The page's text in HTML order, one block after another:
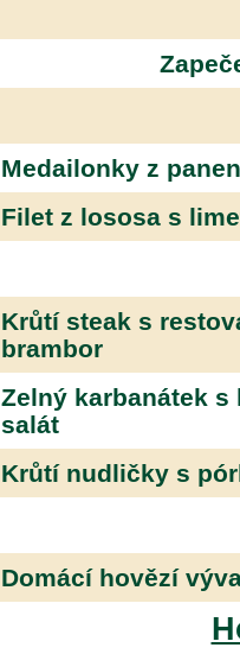
Medailonky z
Filet z lososa s
Krůtí steak s
brambor
Zelný karbanátek s
salát
Krůtí nudličky s
Domácí hovězí